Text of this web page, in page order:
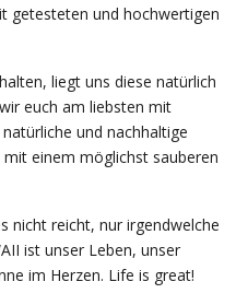
getesteten und hochwertigen
liegt uns diese natürlich
euch am liebsten mit
und nachhaltige
einem möglichst sauberen
nicht reicht, nur irgendwelche
ist unser Leben, unser
im Herzen. Life is great!